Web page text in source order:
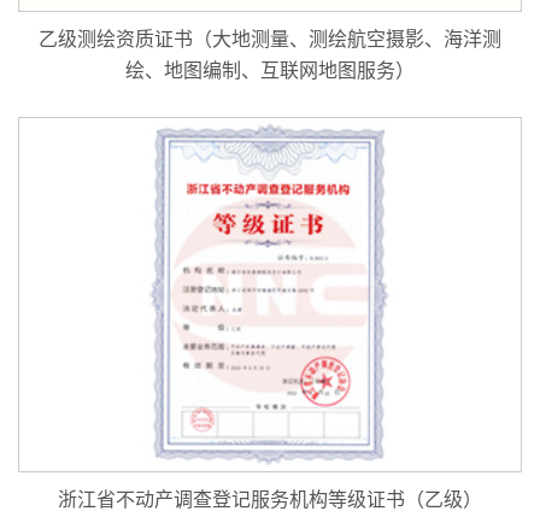
乙级测绘资质证书（大地测量、测绘航空摄影、海洋测
绘、地图编制、互联网地图服务）
浙江省不动产调查登记服务机构等级证书（乙级）